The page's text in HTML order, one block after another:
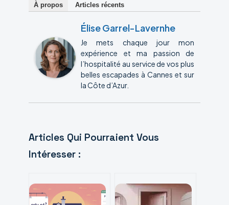
À propos Articles récents
Élise Garrel-Lavernhe
Je mets chaque jour mon
expérience et ma passion de
l’hospitalité au service de vos plus
belles escapades à Cannes et sur
la Côte d’Azur.
Articles Qui Pourraient Vous
Intéresser :